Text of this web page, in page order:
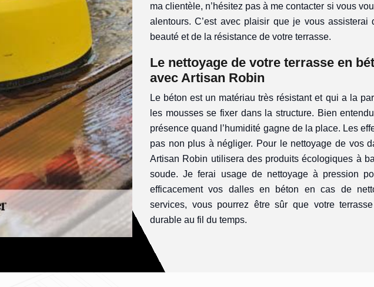
ma clientèle, n’hésitez pas à me contacter si vous
alentours. C’est avec plaisir que je vous
beauté et de la résistance de votre terrasse.
Le nettoyage de votre terrasse en
avec Artisan Robin
Le béton est un matériau très résistant et qui a la
les mousses se fixer dans la structure. Bien
présence quand l’humidité gagne de la place. Les
pas non plus à négliger. Pour le nettoyage de vos
Artisan Robin utilisera des produits écologiques à
soude. Je ferai usage de nettoyage à pression
efficacement vos dalles en béton en cas de
services, vous pourrez être sûr que votre
durable au fil du temps.